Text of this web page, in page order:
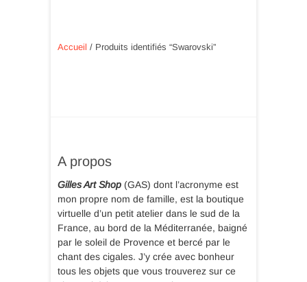
Accueil / Produits identifiés “Swarovski”
A propos
Gilles Art Shop (GAS) dont l’acronyme est
mon propre nom de famille, est la boutique
virtuelle d’un petit atelier dans le sud de la
France, au bord de la Méditerranée, baigné
par le soleil de Provence et bercé par le
chant des cigales. J’y crée avec bonheur
tous les objets que vous trouverez sur ce